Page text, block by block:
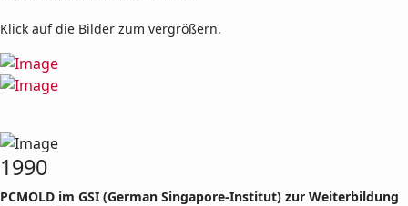
Klick auf die Bilder zum vergrößern.
1990
PCMOLD im GSI (German Singapore-Institut) zur Weiterbildung